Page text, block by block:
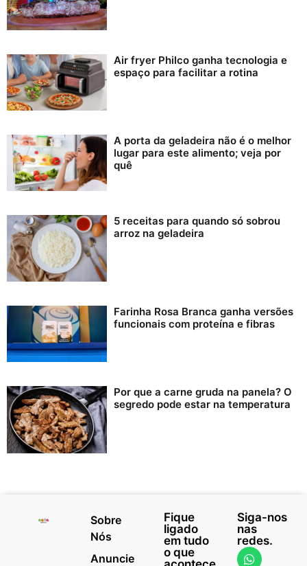
Air fryer Philco ganha tecnologia e
espaço para facilitar a rotina
A porta da geladeira não é o melhor
lugar para este alimento; veja por
quê
5 receitas para quando só sobrou
arroz na geladeira
Farinha Rosa Branca ganha versões
funcionais com proteína e fibras
Por que a carne gruda na panela? O
segredo pode estar na temperatura
Sobre
Nós
Anuncie
Fique
ligado
em tudo
o que
Siga-nos
nas
redes.